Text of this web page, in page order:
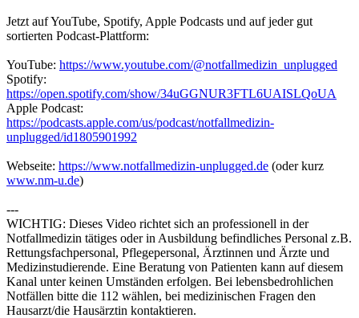
Jetzt auf YouTube, Spotify, Apple Podcasts und auf jeder gut
sortierten Podcast-Plattform:
YouTube: https://www.youtube.com/@notfallmedizin_unplugged
Spotify:
https://open.spotify.com/show/34uGGNUR3FTL6UAISLQoUA
Apple Podcast:
https://podcasts.apple.com/us/podcast/notfallmedizin-
unplugged/id1805901992
Webseite: https://www.notfallmedizin-unplugged.de (oder kurz
www.nm-u.de)
---
WICHTIG: Dieses Video richtet sich an professionell in der
Notfallmedizin tätiges oder in Ausbildung befindliches Personal z.B.
Rettungsfachpersonal, Pflegepersonal, Ärztinnen und Ärzte und
Medizinstudierende. Eine Beratung von Patienten kann auf diesem
Kanal unter keinen Umständen erfolgen. Bei lebensbedrohlichen
Notfällen bitte die 112 wählen, bei medizinischen Fragen den
Hausarzt/die Hausärztin kontaktieren.